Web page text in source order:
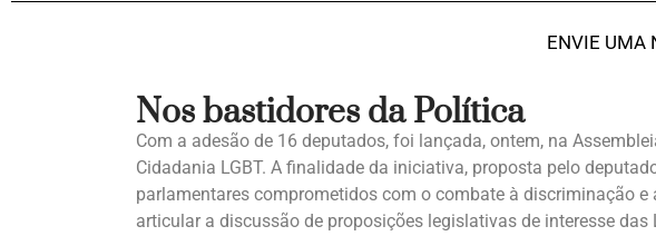
ENVIE UMA
Nos bastidores da Política
Com a adesão de 16 deputados, foi lançada, ontem, na
Cidadania LGBT. A finalidade da iniciativa, proposta pelo
parlamentares comprometidos com o combate à discriminação e
articular a discussão de proposições legislativas de interesse das